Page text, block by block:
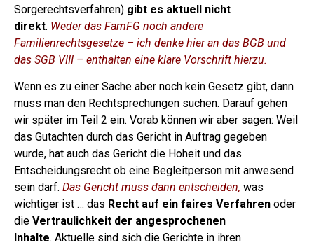
Sorgerechtsverfahren) gibt es aktuell nicht
direkt. Weder das FamFG noch andere
Familienrechtsgesetze – ich denke hier an das BGB und
das SGB VIII – enthalten eine klare Vorschrift hierzu.
Wenn es zu einer Sache aber noch kein Gesetz gibt, dann
muss man den Rechtsprechungen suchen. Darauf gehen
wir später im Teil 2 ein. Vorab können wir aber sagen: Weil
das Gutachten durch das Gericht in Auftrag gegeben
wurde, hat auch das Gericht die Hoheit und das
Entscheidungsrecht ob eine Begleitperson mit anwesend
sein darf. Das Gericht muss dann entscheiden, was
wichtiger ist … das Recht auf ein faires Verfahren oder
die Vertraulichkeit der angesprochenen
Inhalte. Aktuelle sind sich die Gerichte in ihren